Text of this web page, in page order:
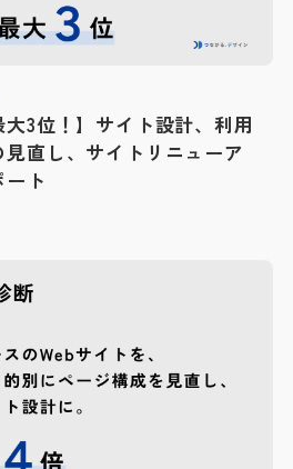
大3位！】サイト設計、利用
直し、サイトリニューア
ト